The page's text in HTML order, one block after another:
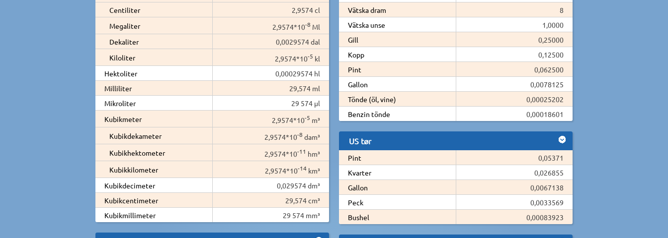
Centiliter
2,9574 cl
Megaliter
2,9574*10-8 Ml
Dekaliter
0,0029574 dal
Kiloliter
2,9574*10-5 kl
Hektoliter
0,00029574 hl
Milliliter
29,574 ml
Mikroliter
29 574 µl
Kubikmeter
2,9574*10-5 m³
Kubikdekameter
2,9574*10-8 dam³
Kubikhektometer
2,9574*10-11 hm³
Kubikkilometer
2,9574*10-14 km³
Kubikdecimeter
0,029574 dm³
Kubikcentimeter
29,574 cm³
Kubikmillimeter
29 574 mm³
Vätska dram
8
Vätska unse
1,0000
Gill
0,25000
Kopp
0,12500
Pint
0,062500
Gallon
0,0078125
Tönde (öl, vine)
0,00025202
Benzin tönde
0,00018601
US tør
Pint
0,05371
Kvarter
0,026855
Gallon
0,0067138
Peck
0,0033569
Bushel
0,00083923